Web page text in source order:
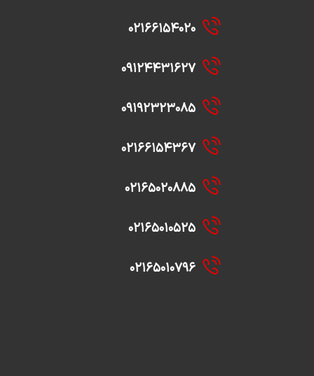
۰۲۱۶۶۱۵۴۰۲۰
۰۹۱۲۴۴۳۱۶۲۷
۰۹۱۹۲۳۲۳۰۸۵
۰۲۱۶۶۱۵۴۳۶۷
۰۲۱۶۵۰۲۰۸۸۵
۰۲۱۶۵۰۱۰۵۲۵
۰۲۱۶۵۰۱۰۷۹۶